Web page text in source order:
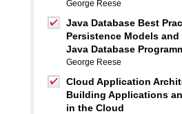
George Reese
Java Database Best
Persistence Models
Java Database
George Reese
Cloud Application
Building Applications
in the Cloud